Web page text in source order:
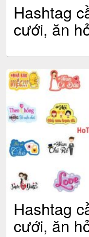
Hashtag
cưới, ăn
Hashtag
cưới, ăn